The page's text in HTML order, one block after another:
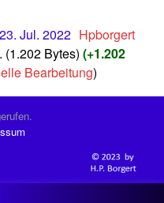
Jul. 2022‎ Hpborgert
1.202 Bytes
+1.202
Bearbeitung